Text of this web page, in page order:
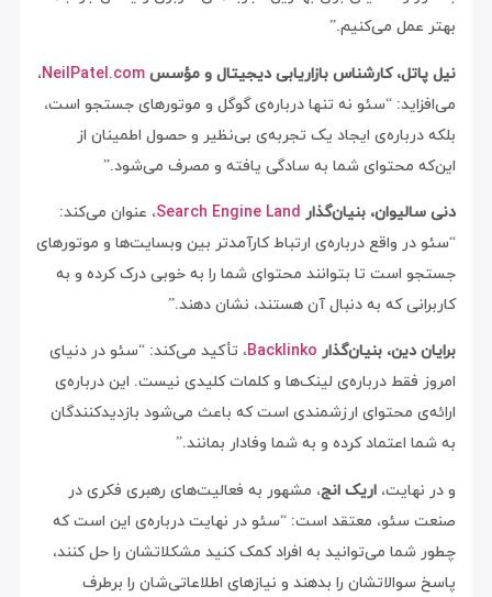
بهتر عمل می‌کنیم.”
نیل پاتل، کارشناس بازاریابی دیجیتال و مؤسسNeilPatel.com،
می‌افزاید: “سئو نه تنها درباره‌ی گوگل و موتورهای جستجو است،
بلکه درباره‌ی ایجاد یک تجربه‌ی بی‌نظیر و حصول اطمینان از
این‌که محتوای شما به سادگی یافته و مصرف می‌شود.”
دنی سالیوان، بنیان‌گذار Search Engine Land، عنوان می‌کند:
“سئو در واقع درباره‌ی ارتباط کارآمدتر بین وبسایت‌ها و موتورهای
جستجو است تا بتوانند محتوای شما را به خوبی درک کرده و به
کاربرانی که به دنبال آن هستند، نشان دهند.”
برایان دین، بنیان‌گذار Backlinko، تأکید می‌کند: “سئو در دنیای
امروز فقط درباره‌ی لینک‌ها و کلمات کلیدی نیست. این درباره‌ی
ارائه‌ی محتوای ارزشمندی است که باعث می‌شود بازدیدکنندگان
به شما اعتماد کرده و به شما وفادار بمانند.”
و در نهایت، اریک انج، مشهور به فعالیت‌های رهبری فکری در
صنعت سئو، معتقد است: “سئو در نهایت درباره‌ی این است که
چطور شما می‌توانید به افراد کمک کنید مشکلاتشان را حل کنند،
پاسخ سوالاتشان را بدهند و نیازهای اطلاعاتی‌شان را برطرف